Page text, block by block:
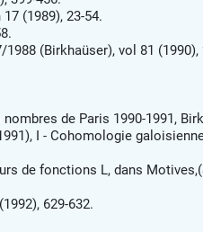
(1989), 23-54.
(Birkhaüser), vol 81 (1990),
de Paris 1990-1991,
I - Cohomologie
de fonctions L, dans
629-632.